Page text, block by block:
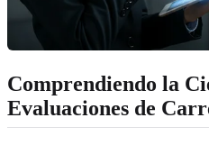
Comprendiendo la
Evaluaciones de